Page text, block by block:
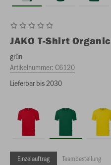
JAKO T-Shirt Organic
grün
Artikelnummer: C6120
Lieferbar bis 2030
Einzelauftrag Teambestellung